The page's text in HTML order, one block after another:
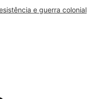
e guerra colonial